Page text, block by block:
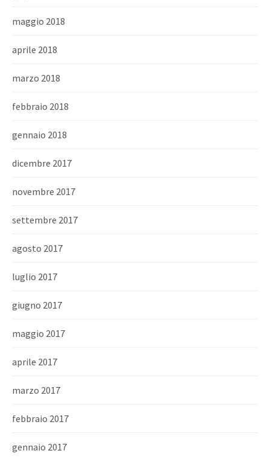
maggio 2018
aprile 2018
marzo 2018
febbraio 2018
gennaio 2018
dicembre 2017
novembre 2017
settembre 2017
agosto 2017
luglio 2017
giugno 2017
maggio 2017
aprile 2017
marzo 2017
febbraio 2017
gennaio 2017